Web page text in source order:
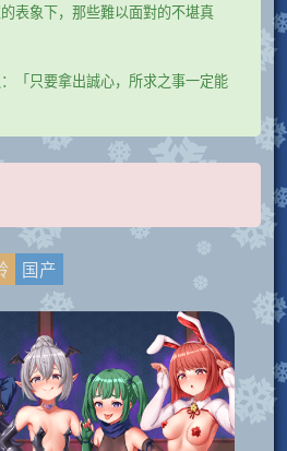
表象下，那些難以面對的不堪真
「只要拿出誠心，所求之事一定能
国产